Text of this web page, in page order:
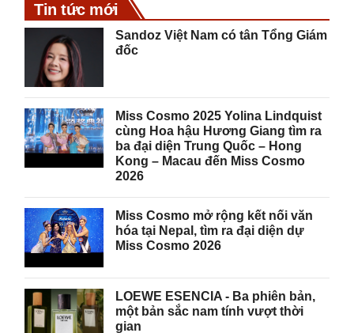
Tin tức mới
Sandoz Việt Nam có tân Tổng Giám
đốc
Miss Cosmo 2025 Yolina Lindquist
cùng Hoa hậu Hương Giang tìm ra
ba đại diện Trung Quốc – Hong
Kong – Macau đến Miss Cosmo
2026
Miss Cosmo mở rộng kết nối văn
hóa tại Nepal, tìm ra đại diện dự
Miss Cosmo 2026
LOEWE ESENCIA - Ba phiên bản,
một bản sắc nam tính vượt thời
gian